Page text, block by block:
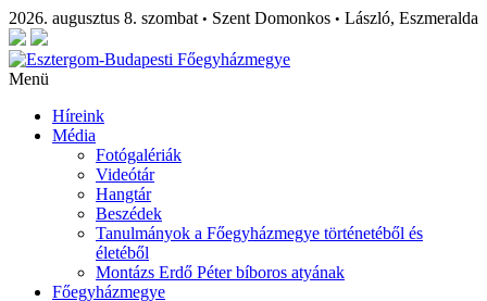
2026. augusztus 8. szombat • Szent Domonkos • László, Eszmeralda
Menü
Híreink
Média
Fotógalériák
Videótár
Hangtár
Beszédek
Tanulmányok a Főegyházmegye történetéből és
életéből
Montázs Erdő Péter bíboros atyának
Főegyházmegye